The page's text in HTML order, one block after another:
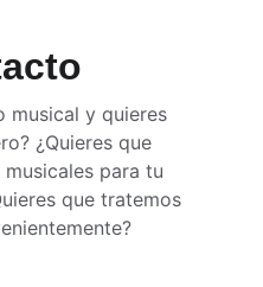
musical y quieres
¿Quieres que
para tu
que tratemos